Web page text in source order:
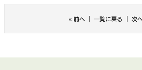
« 前へ ｜ 一覧に戻る ｜次